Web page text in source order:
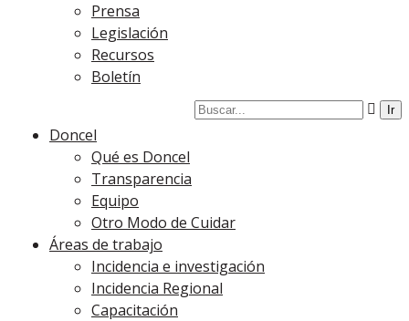
Prensa
Legislación
Recursos
Boletín
Doncel
Qué es Doncel
Transparencia
Equipo
Otro Modo de Cuidar
Áreas de trabajo
Incidencia e investigación
Incidencia Regional
Capacitación